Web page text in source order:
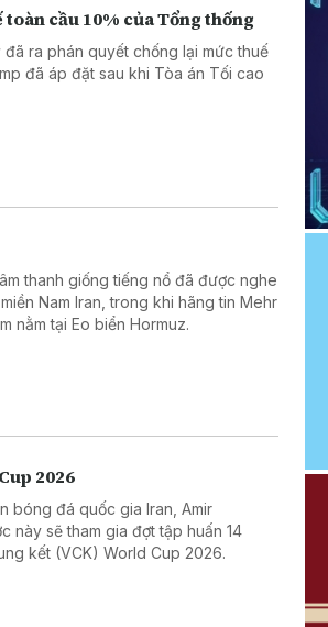
cầu 10% của Tổng thống
ra phán quyết chống lại mức thuế
đã áp đặt sau khi Tòa án Tối cao
thanh giống tiếng nổ đã được nghe
Nam Iran, trong khi hãng tin Mehr
nằm tại Eo biển Hormuz.
2026
bóng đá quốc gia Iran, Amir
này sẽ tham gia đợt tập huấn 14
kết (VCK) World Cup 2026.